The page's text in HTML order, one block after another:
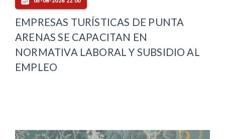
EMPRESAS TURÍSTICAS DE PUNTA
ARENAS SE CAPACITAN EN
NORMATIVA LABORAL Y SUBSIDIO AL
EMPLEO